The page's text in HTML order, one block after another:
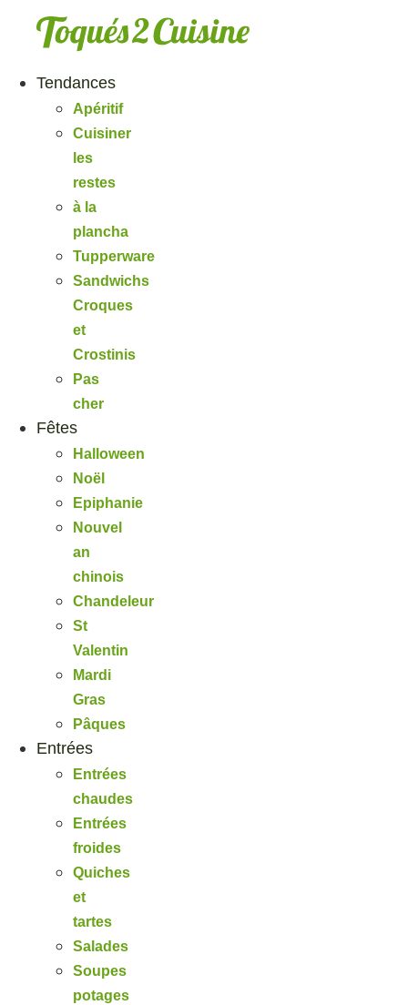
Tendances
Apéritif
Cuisiner
les
restes
à la
plancha
Tupperware
Sandwichs
Croques
et
Crostinis
Pas
cher
Fêtes
Halloween
Noël
Epiphanie
Nouvel
an
chinois
Chandeleur
St
Valentin
Mardi
Gras
Pâques
Entrées
Entrées
chaudes
Entrées
froides
Quiches
et
tartes
Salades
Soupes
potages